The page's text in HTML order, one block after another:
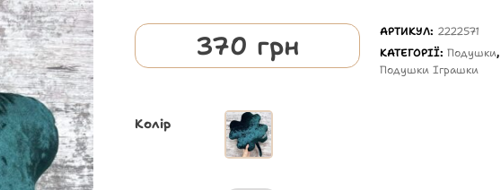
370 грн АРТИКУЛ: 2222571
КАТЕГОРІЇ:Подушки
Подушки Іграшки
Колір